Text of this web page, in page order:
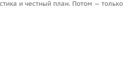
и честный план. Потом — только